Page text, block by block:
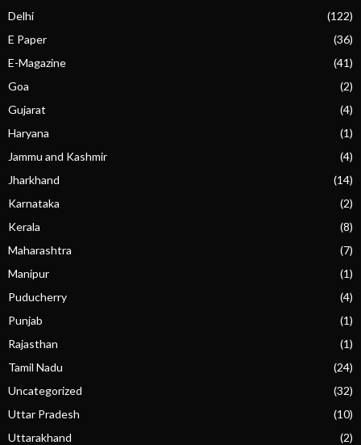
Delhi
(122)
E Paper
(36)
E-Magazine
(41)
Goa
(2)
Gujarat
(4)
Haryana
(1)
Jammu and Kashmir
(4)
Jharkhand
(14)
Karnataka
(2)
Kerala
(8)
Maharashtra
(7)
Manipur
(1)
Puducherry
(4)
Punjab
(1)
Rajasthan
(1)
Tamil Nadu
(24)
Uncategorized
(32)
Uttar Pradesh
(10)
Uttarakhand
(2)